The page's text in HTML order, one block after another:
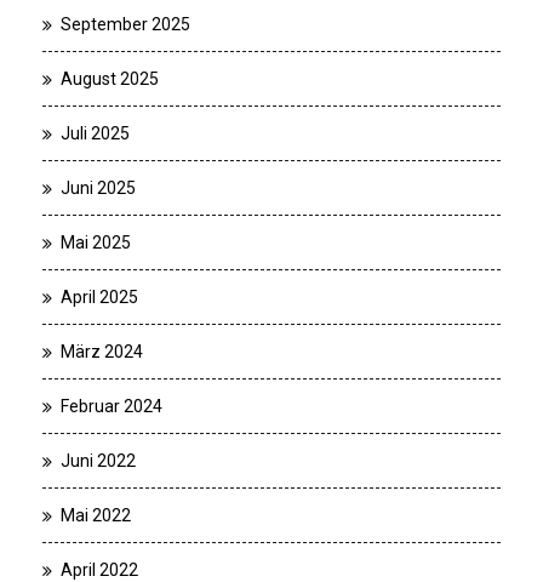
September 2025
August 2025
Juli 2025
Juni 2025
Mai 2025
April 2025
März 2024
Februar 2024
Juni 2022
Mai 2022
April 2022